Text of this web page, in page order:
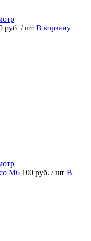
руб. / шт В корзину
M6 100 руб. / шт В